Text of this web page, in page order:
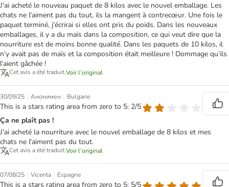
J'ai acheté le nouveau paquet de 8 kilos avec le nouvel emballage. Les
chats ne l'aiment pas du tout, ils la mangent à contrecœur. Une fois le
paquet terminé, j'écrirai si elles ont pris du poids. Dans les nouveaux
emballages, il y a du maïs dans la composition, ce qui veut dire que la
nourriture est de moins bonne qualité. Dans les paquets de 10 kilos, il
n’y avait pas de maïs et la composition était meilleure ! Dommage qu’ils
l’aient gâchée !
Cet avis a été traduit.Voir l’original
30/09/25 | Анонимен | Bulgarie
This is a stars rating area from zero to 5: 2/5
Ça ne plaît pas !
J'ai acheté la nourriture avec le nouvel emballage de 8 kilos et mes
chats ne l'aiment pas du tout.
Cet avis a été traduit.Voir l’original
07/08/25 | Vicenta | Espagne
This is a stars rating area from zero to 5: 5/5